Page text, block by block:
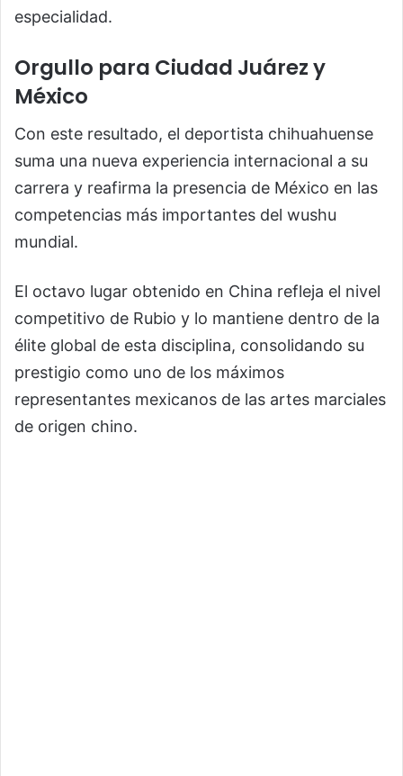
especialidad.
Orgullo para Ciudad Juárez y
México
Con este resultado, el deportista chihuahuense
suma una nueva experiencia internacional a su
carrera y reafirma la presencia de México en las
competencias más importantes del wushu
mundial.
El octavo lugar obtenido en China refleja el nivel
competitivo de Rubio y lo mantiene dentro de la
élite global de esta disciplina, consolidando su
prestigio como uno de los máximos
representantes mexicanos de las artes marciales
de origen chino.